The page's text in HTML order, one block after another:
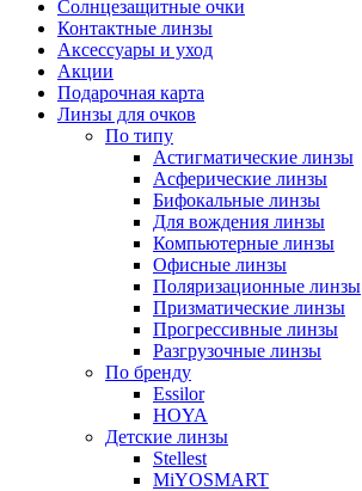
Солнцезащитные очки
Контактные линзы
Аксессуары и уход
Акции
Подарочная карта
Линзы для очков
По типу
Астигматические линзы
Асферические линзы
Бифокальные линзы
Для вождения линзы
Компьютерные линзы
Офисные линзы
Поляризационные линзы
Призматические линзы
Прогрессивные линзы
Разгрузочные линзы
По бренду
Essilor
HOYA
Детские линзы
Stellest
MiYOSMART